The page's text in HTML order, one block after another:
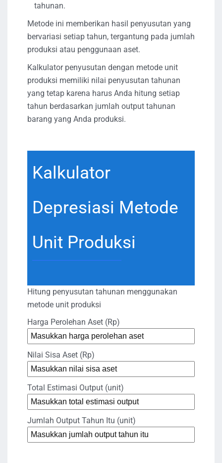
tahunan.
Metode ini memberikan hasil penyusutan yang
bervariasi setiap tahun, tergantung pada jumlah
produksi atau penggunaan aset.
Kalkulator penyusutan dengan metode unit
produksi memiliki nilai penyusutan tahunan
yang tetap karena harus Anda hitung setiap
tahun berdasarkan jumlah output tahunan
barang yang Anda produksi.
Kalkulator
Depresiasi Metode
Unit Produksi
Hitung penyusutan tahunan menggunakan
metode unit produksi
Harga Perolehan Aset (Rp)
Nilai Sisa Aset (Rp)
Total Estimasi Output (unit)
Jumlah Output Tahun Itu (unit)